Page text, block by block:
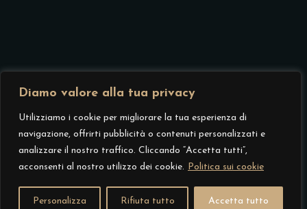
Diamo valore alla tua privacy
Utilizziamo i cookie per migliorare la tua esperienza di
navigazione, offrirti pubblicità o contenuti personalizzati e
analizzare il nostro traffico. Cliccando “Accetta tutti”,
acconsenti al nostro utilizzo dei cookie. Politica sui cookie
Personalizza Rifiuta tutto Accetta tutto
Glicofilusa srl, Via Ponte Pietra, 23 – 37121
Verona (VR), P. Iva 04271900237, REA
VR-406740 –Privacy Policy| Credits
Kiwiart.it